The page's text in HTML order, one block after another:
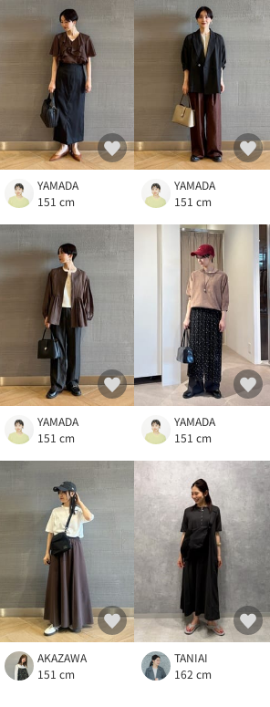
YAMADA
151 cm
YAMADA
151 cm
YAMADA
151 cm
YAMADA
151 cm
AKAZAWA
151 cm
TANIAI
162 cm